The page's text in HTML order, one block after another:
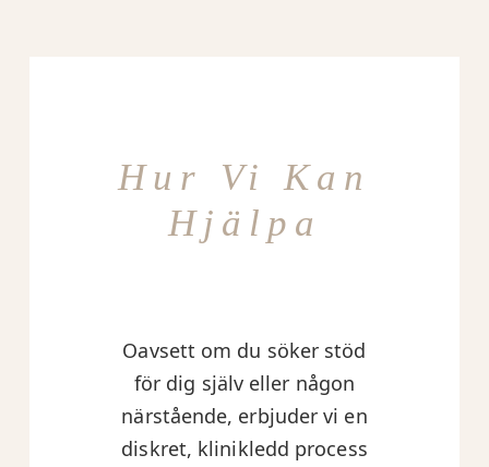
Hur Vi Kan
Hjälpa
Oavsett om du söker stöd
för dig själv eller någon
närstående, erbjuder vi en
diskret, klinikledd process